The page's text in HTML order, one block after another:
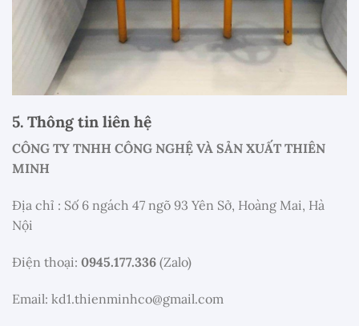
5. Thông tin liên hệ
CÔNG TY TNHH CÔNG NGHỆ VÀ SẢN XUẤT THIÊN
MINH
Địa chỉ : Số 6 ngách 47 ngõ 93 Yên Sở, Hoàng Mai, Hà
Nội
Điện thoại: 0945.177.336 (Zalo)
Email: kd1.thienminhco@gmail.com